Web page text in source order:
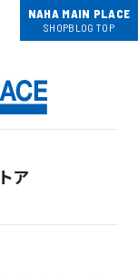
NAHA MAIN PLACE
SHOPBLOG TOP
ア